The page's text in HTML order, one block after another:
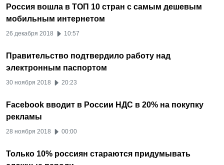
Россия вошла в ТОП 10 стран с самым дешевым
мобильным интернетом
26 декабря 2018 10:57
Правительство подтвердило работу над
электронным паспортом
30 ноября 2018 20:23
Facebook вводит в России НДС в 20% на покупку
рекламы
28 ноября 2018 00:00
Только 10% россиян стараются придумывать